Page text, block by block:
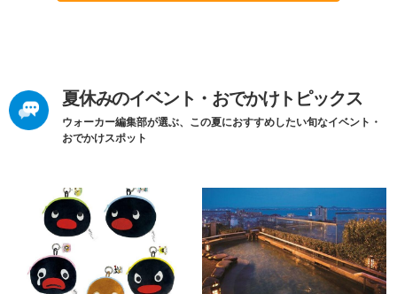
夏休みのイベント・おでかけトピックス
ウォーカー編集部が選ぶ、この夏におすすめしたい旬なイベント・
おでかけスポット